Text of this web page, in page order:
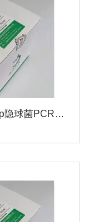
Cryptococcus spp隐球菌PCR试剂盒